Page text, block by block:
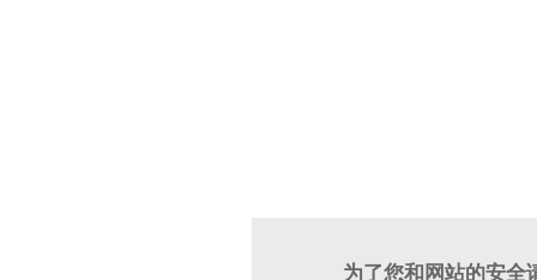
为了您和网站的安全